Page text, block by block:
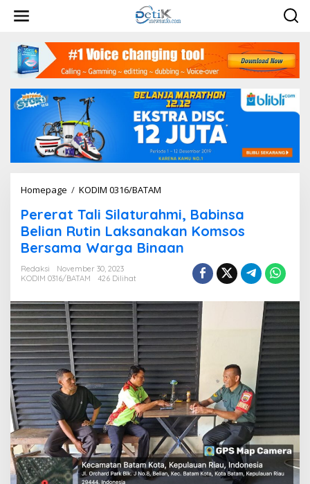
Homepage / KODIM 0316/BATAM
r
e
r
a
l
i
S
i
l
a
t
u
r
a
h
m
i
,
B
Pererat Tali Silaturahmi, Babinsa
Belian Rutin Laksanakan Komsos
Bersama Warga Binaan
Redaksi
November 30, 2023
KODIM 0316/BATAM
426 Dilihat